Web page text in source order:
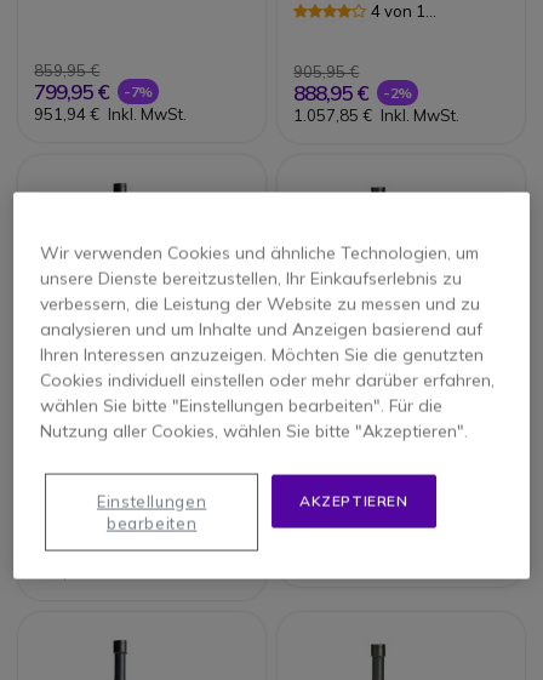
859,95 €
799,95 € -7%
951,94 € Inkl. MwSt.
4 von 1
905,95 €
888,95 € -2%
1.057,85 € Inkl. MwSt.
Entel DX446L
247,95 € -18%
Entel DX482 - UHF
234,95 €
Wir verwenden Cookies und ähnliche Technologien, um
unsere Dienste bereitzustellen, Ihr Einkaufserlebnis zu
verbessern, die Leistung der Website zu messen und zu
analysieren und um Inhalte und Anzeigen basierend auf
Ihren Interessen anzuzeigen. Möchten Sie die genutzten
Cookies individuell einstellen oder mehr darüber erfahren,
wählen Sie bitte "Einstellungen bearbeiten". Für die
Nutzung aller Cookies, wählen Sie bitte "Akzeptieren".
AKZEPTIEREN
Einstellungen
bearbeiten